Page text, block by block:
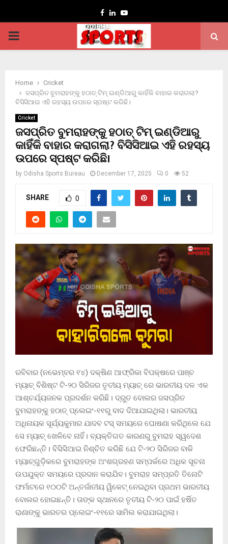
Facebook
LinkedinYoutube
PRIMARY
Home
Cricket
ଜସପ୍ରିତ ବୁମରାହଙ୍କୁ ହଠାତ୍ ଟିମ୍ ଇଣ୍ଡିଆରୁ କାହିଁକି ବାହାର କରାଗଲା?
ବିସିସିଆଇ ଏହି ରହସ୍ୟ ଉପରେ ସ୍ପଷ୍ଟ କରିଛି।
Cricket
ଜସପ୍ରିତ ବୁମରାହଙ୍କୁ ହଠାତ୍ ଟିମ୍ ଇଣ୍ଡିଆରୁ
କାହିଁକି ବାହାର କରାଗଲା? ବିସିସିଆଇ ଏହି ରହସ୍ୟ
ଉପରେ ସ୍ପଷ୍ଟ କରିଛି।
by Odisha Sports Bureau December 17, 2025 0 52
SHARE 0
ରବିବାର (ନଭେମ୍ବର ୧୪) ଦକ୍ଷିଣ ଆଫ୍ରିକା ବିପକ୍ଷରେ ପାଞ୍ଚ
ମ୍ୟାଚ୍ ବିଶିଷ୍ଟ ଟି-୨୦ ସିରିଜର ତୃତୀୟ ମ୍ୟାଚ୍ ରେ ଭାରତୀୟ ଦଳ ଏକ
ଆଶ୍ଚର୍ଯ୍ୟଜନକ ପ୍ରଦର୍ଶନ କରିଛି। ଦ୍ରୁତ ବୋଲର ଜସପ୍ରିତ
ବୁମରାହଙ୍କୁ ହଠାତ୍ ପ୍ଲେଇଂ-୧୧ରୁ ବାଦ ଦିଆଯାଇଥିଲା। ଭାରତୀୟ
ଅଧିନାୟକ ସୂର୍ଯ୍ୟକୁମାର ଯାଦବ ଟସ୍ ସମୟରେ ଘୋଷଣା କରିଥିଲେ ଯେ
ସେ ମ୍ୟାଚ୍ ଖେଳିବେ ନାହିଁ। ବ୍ୟକ୍ତିଗତ କାରଣରୁ ବୁମରାହ ସ୍ୱଦେଶ
ଫେରିଛନ୍ତି। ବିସିସିଆଇ ନିଶ୍ଚିତ କରିଛି ଯେ ଟି-୨୦ ସିରିଜର ବାକି
ମ୍ୟାଚ୍‌ଗୁଡ଼ିକରେ ବୁମରାହଙ୍କ ଅଂଶଗ୍ରହଣ ସମ୍ପର୍କରେ ଅଧିକ ସୂଚନା
ଉପଯୁକ୍ତ ସମୟରେ ପ୍ରଦାନ କରାଯିବ। ବୁମରାହ ସମ୍ପ୍ରତି ତିନୋଟି
ଫର୍ମାଟରେ ୧୦୦ଟି ଅନ୍ତର୍ଜାତୀୟ ୱିକେଟ୍ ନେଇଥିବା ପ୍ରଥମ ଭାରତୀୟ
ବୋଲର ହୋଇଛନ୍ତି। ତାଙ୍କ ସ୍ଥାନରେ ତୃତୀୟ ଟି-୨୦ ପାଇଁ ହର୍ଷିତ
ରାଣାଙ୍କୁ ଭାରତର ପ୍ଲେଇଂ-୧୧ରେ ସାମିଲ କରାଯାଇଥିଲା।